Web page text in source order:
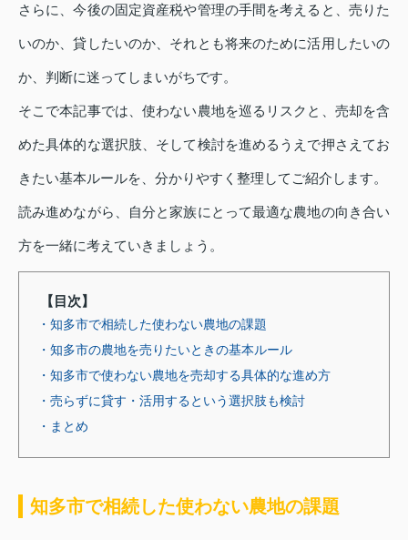
さらに、今後の固定資産税や管理の手間を考えると、売りた
いのか、貸したいのか、それとも将来のために活用したいの
か、判断に迷ってしまいがちです。
そこで本記事では、使わない農地を巡るリスクと、売却を含
めた具体的な選択肢、そして検討を進めるうえで押さえてお
きたい基本ルールを、分かりやすく整理してご紹介します。
読み進めながら、自分と家族にとって最適な農地の向き合い
方を一緒に考えていきましょう。
【目次】
・知多市で相続した使わない農地の課題
・知多市の農地を売りたいときの基本ルール
・知多市で使わない農地を売却する具体的な進め方
・売らずに貸す・活用するという選択肢も検討
・まとめ
知多市で相続した使わない農地の課題